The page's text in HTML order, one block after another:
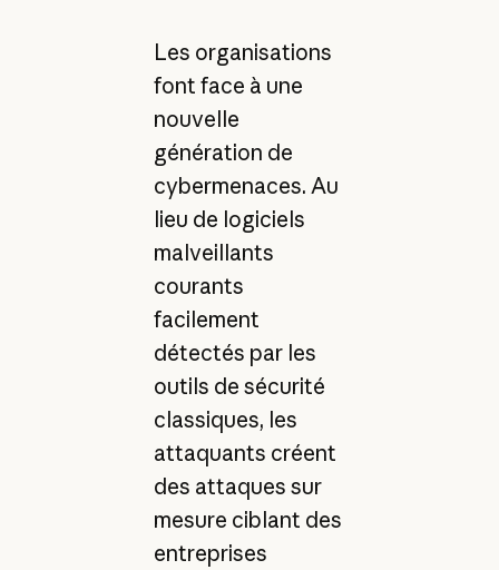
Les organisations
font face à une
nouvelle
génération de
cybermenaces. Au
lieu de logiciels
malveillants
courants
facilement
détectés par les
outils de sécurité
classiques, les
attaquants créent
des attaques sur
mesure ciblant des
entreprises